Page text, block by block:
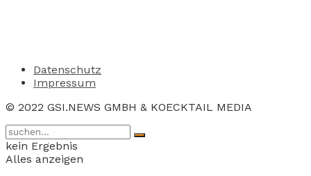
Datenschutz
Impressum
© 2022 GSI.NEWS GMBH & KOECKTAIL MEDIA
kein Ergebnis
Alles anzeigen